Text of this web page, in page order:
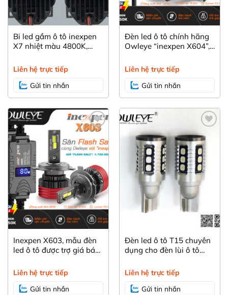
Bi led gầm ô tô inexpen
X7 nhiệt màu 4800K,
gây chói mắt.
Liên hệ trực tiếp
Gửi tin nhắn
Đèn led ô tô chính hãng
Owleye “inexpen X604”,
cao “giá hợp lý” cho
người sử dụng
Liên hệ trực tiếp
Gửi tin nhắn
Yêu
thích
Inexpen X603, mẫu đèn
led ô tô được trợ giá bán
Liên hệ trực tiếp
Gửi tin nhắn
Yêu
thích
Đèn led ô tô T15 chuyên
dụng cho đèn lùi ô tô
Liên hệ trực tiếp
Gửi tin nhắn